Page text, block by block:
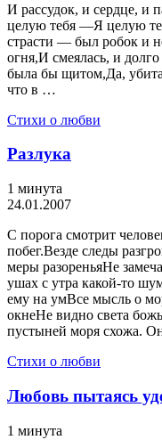
И рассудок, и сердце, и
целую тебя —Я целую
страсти — был робок и
огня,И смеялась, и
была бы щитом,Да,
что в …
Стихи о любви
Разлука
1 минута
24.01.2007
С порога смотрит
побег.Везде следы
меры разореньяНе
ушах с утра какой-то
ему на умВсе мысль о
окнеНе видно света
пустыней моря схожа.
Стихи о любви
Любовь пытаясь
1 минута